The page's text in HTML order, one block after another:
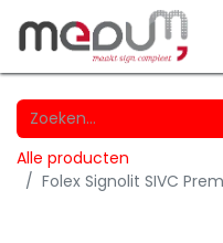
Alle producten
Folex Signolit SIVC